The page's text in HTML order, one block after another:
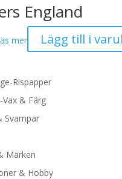
England
mer Lägg till i
Rispapper
Vax & Färg
Svampar
Märken
& Hobby